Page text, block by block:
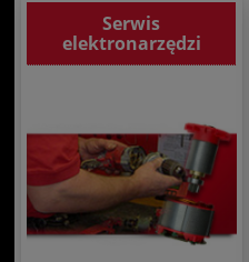
Serwis
elektronarzędzi